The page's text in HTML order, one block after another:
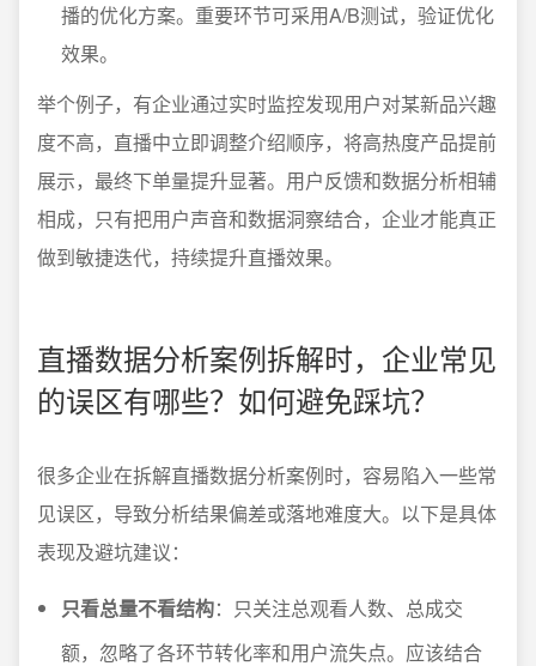
播的优化方案。重要环节可采用A/B测试，验证优化
效果。
举个例子，有企业通过实时监控发现用户对某新品兴趣
度不高，直播中立即调整介绍顺序，将高热度产品提前
展示，最终下单量提升显著。用户反馈和数据分析相辅
相成，只有把用户声音和数据洞察结合，企业才能真正
做到敏捷迭代，持续提升直播效果。
直播数据分析案例拆解时，企业常见
的误区有哪些？如何避免踩坑？
很多企业在拆解直播数据分析案例时，容易陷入一些常
见误区，导致分析结果偏差或落地难度大。以下是具体
表现及避坑建议：
只看总量不看结构：只关注总观看人数、总成交
额，忽略了各环节转化率和用户流失点。应该结合